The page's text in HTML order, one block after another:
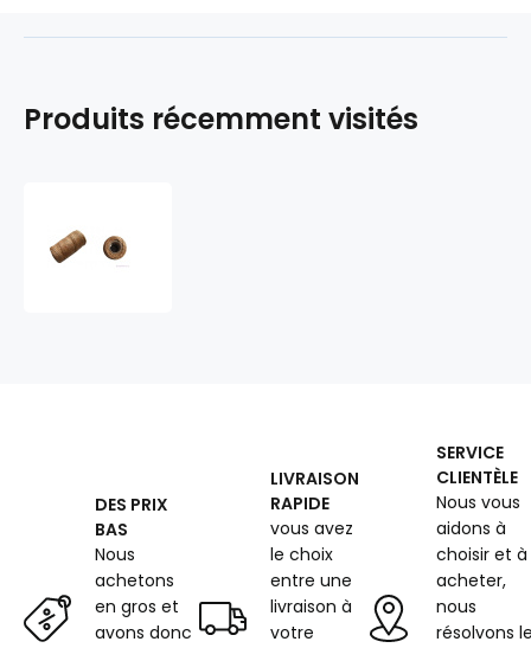
Produits récemment visités
DES PRIX
BAS
Nous
achetons
en gros et
avons donc
LIVRAISON
RAPIDE
vous avez
le choix
entre une
livraison à
votre
SERVICE
CLIENTÈLE
Nous vous
aidons à
choisir et à
acheter,
nous
résolvons